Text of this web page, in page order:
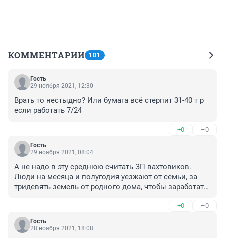
КОММЕНТАРИИ 101
Гость
29 ноября 2021, 12:30
Врать то нестыдно? Или бумага всё стерпит 31-40 т р
если работать 7/24
+0 –0
Гость
29 ноября 2021, 08:04
А не надо в эту среднюю считать ЗП вахтовиков.
Люди на месяца и полугодия уезжают от семьи, за
тридевять земель от родного дома, чтобы заработать,
немного больше. Вы посчитайте среднюю ЗП,
которую реально можно заработать в селе. А это 10-
15 тыс. рублей. И это потолок наших сел.
+0 –0
Гость
28 ноября 2021, 18:08